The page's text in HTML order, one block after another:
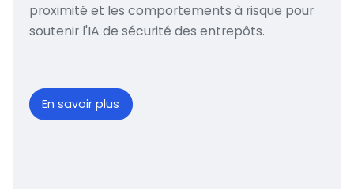
proximité et les comportements à risque pour
soutenir l'IA de sécurité des entrepôts.
En savoir plus